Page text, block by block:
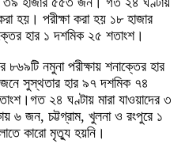
হয়। পরীক্ষা করা হয় ১৮ হাজার
হার ১ দশমিক ২৫ শতাংশ।
নমুনা পরীক্ষায় শনাক্তের হার
সুস্থতার হার ৯৭ দশমিক ৭৪
২৪ ঘণ্টায় মারা যাওয়াদের ৩
৬ জন, চট্টগ্রাম, খুলনা ও রংপুরে ১
কারো মৃত্যু হয়নি।